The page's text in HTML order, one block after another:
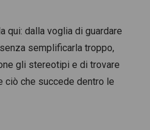
qui: dalla voglia di guardare
semplificarla troppo,
gli stereotipi e di trovare
ciò che succede dentro le